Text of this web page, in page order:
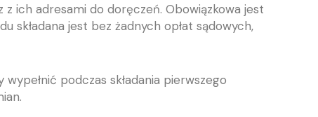
z ich adresami do doręczeń. Obowiązkowa jest
składana jest bez żadnych opłat sądowych,
podczas składania pierwszego